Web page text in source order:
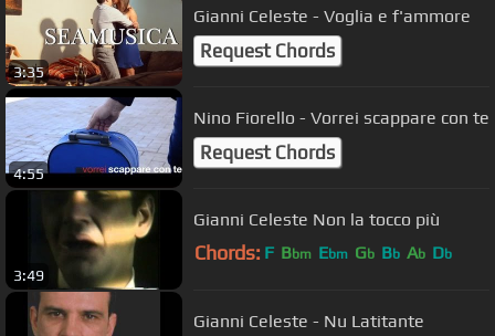
3:35
Gianni Celeste - Voglia e f'ammore
Request Chords
4:55
Nino Fiorello - Vorrei scappare con te
Request Chords
3:49
Gianni Celeste Non la tocco più
Chords: F Bbm Ebm Gb Bb Ab Db
Gianni Celeste - Nu Latitante